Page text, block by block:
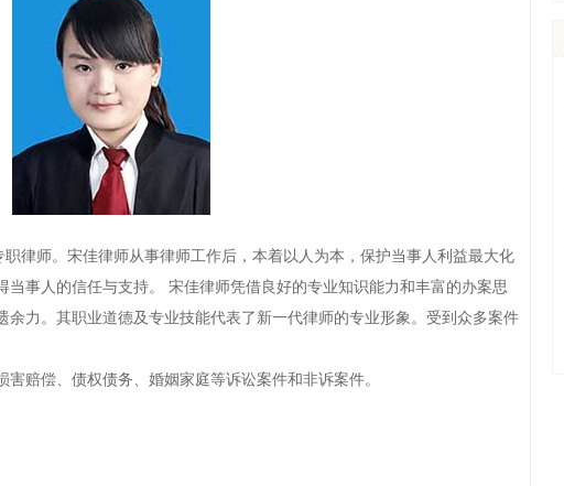
律师。宋佳律师从事律师工作后，本着以人为本，保护当事人利益最大化
当事人的信任与支持。 宋佳律师凭借良好的专业知识能力和丰富的办案思
余力。其职业道德及专业技能代表了新一代律师的专业形象。受到众多案件
赔偿、债权债务、婚姻家庭等诉讼案件和非诉案件。